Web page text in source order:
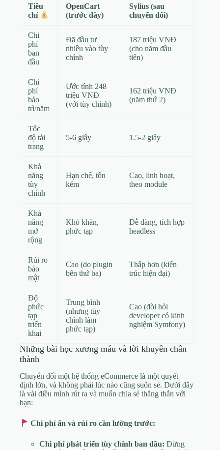
Tiêu
chí
OpenCart
(trước đây)
Sylius (sau
chuyển đổi)
Chi
phí
ban
đầu
Đã đầu tư
nhiều vào tùy
chỉnh
187 triệu VNĐ
(cho năm đầu
tiên)
Chi
phí
bảo
trì/năm
Ước tính 248
triệu VNĐ
(với tùy chỉnh)
162 triệu VNĐ
(năm thứ 2)
Tốc
độ tải
trang
5-6 giây 1.5-2 giây
Khả
năng
tùy
chỉnh
Hạn chế, tốn
kém
Cao, linh hoạt,
theo module
Khả
năng
mở
rộng
Khó khăn,
phức tạp
Dễ dàng, tích hợp
headless
Rủi ro
bảo
mật
Cao (do plugin
bên thứ ba)
Thấp hơn (kiến
trúc hiện đại)
Độ
phức
tạp
triển
khai
Trung bình
(nhưng tùy
chỉnh làm
phức tạp)
Cao (đòi hỏi
developer có kinh
nghiệm Symfony)
Những bài học xương máu và lời khuyên chân
thành
Chuyển đổi một hệ thống eCommerce là một quyết
định lớn, và không phải lúc nào cũng suôn sẻ. Dưới đây
là vài điều mình rút ra và muốn chia sẻ thẳng thắn với
bạn:
Chi phí ẩn và rủi ro cần lường trước:
Chi phí phát triển tùy chỉnh ban đầu: Đừng